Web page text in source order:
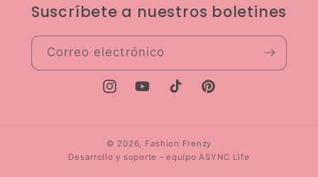
Suscríbete a nuestros boletines
Correo electrónico
InstagramYouTubeTikTok Pinterest
© 2026, Fashion Frenzy
Desarrollo y soporte -equipo ASYNC Life